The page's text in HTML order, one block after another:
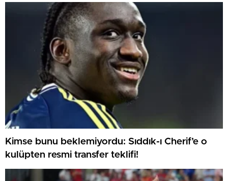
Kimse bunu beklemiyordu: Sıddık-ı Cherif’e o
kulüpten resmi transfer teklifi!